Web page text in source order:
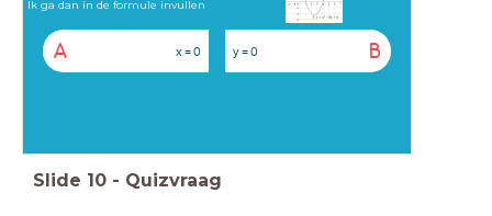
Ik ga dan in de formule invullen
A x = 0 B
y = 0
Slide 10 - Quizvraag